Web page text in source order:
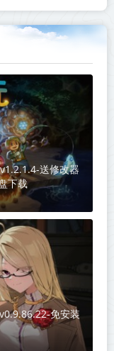
送修改器
下载
免安装